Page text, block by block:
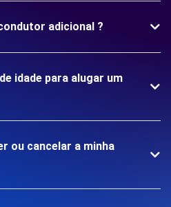
adicional ?
idade para alugar um
ou cancelar a minha